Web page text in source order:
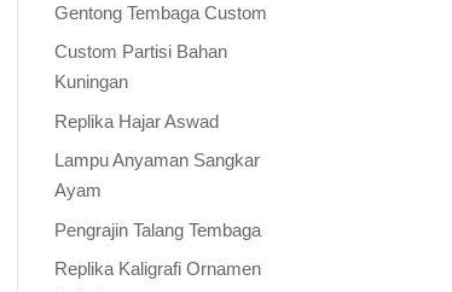
Gentong Tembaga Custom
Custom Partisi Bahan
Kuningan
Replika Hajar Aswad
Lampu Anyaman Sangkar
Ayam
Pengrajin Talang Tembaga
Replika Kaligrafi Ornamen